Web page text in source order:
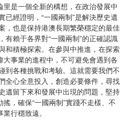
是一個全新的構想，在政治發展中
已經證明，“一國兩制”是解決歷史遺
，也是保持港澳長期繁榮穩定的最佳
有賴于各界對“一國兩制”的正確認識
和積極探索。在參與中推進，在探索
大事業的進程中，不可避免會遇到各
到各種挑戰和考驗。這就需要我們不
全心全意投入，創造必要條件，尋找
遺留下來和發展中出現的問題，堅持
，確保“一國兩制”實踐不走樣、不
行穩致遠。